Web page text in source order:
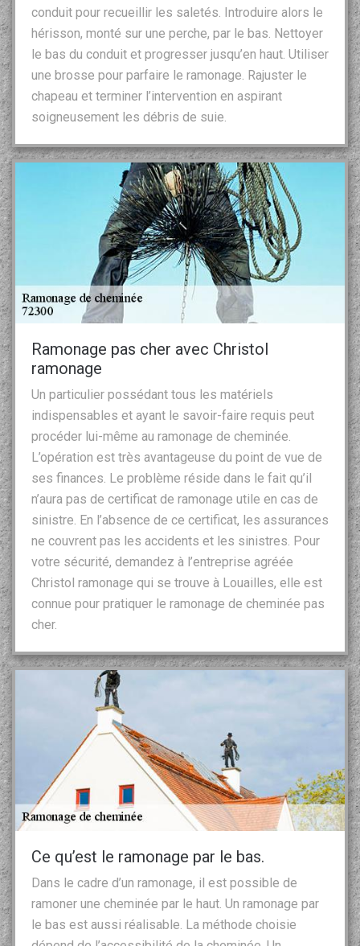
conduit pour recueillir les saletés. Introduire alors le
hérisson, monté sur une perche, par le bas. Nettoyer
le bas du conduit et progresser jusqu’en haut. Utiliser
une brosse pour parfaire le ramonage. Rajuster le
chapeau et terminer l’intervention en aspirant
soigneusement les débris de suie.
Ramonage pas cher avec Christol
ramonage
Un particulier possédant tous les matériels
indispensables et ayant le savoir-faire requis peut
procéder lui-même au ramonage de cheminée.
L’opération est très avantageuse du point de vue de
ses finances. Le problème réside dans le fait qu’il
n’aura pas de certificat de ramonage utile en cas de
sinistre. En l’absence de ce certificat, les assurances
ne couvrent pas les accidents et les sinistres. Pour
votre sécurité, demandez à l’entreprise agréée
Christol ramonage qui se trouve à Louailles, elle est
connue pour pratiquer le ramonage de cheminée pas
cher.
Ce qu’est le ramonage par le bas.
Dans le cadre d’un ramonage, il est possible de
ramoner une cheminée par le haut. Un ramonage par
le bas est aussi réalisable. La méthode choisie